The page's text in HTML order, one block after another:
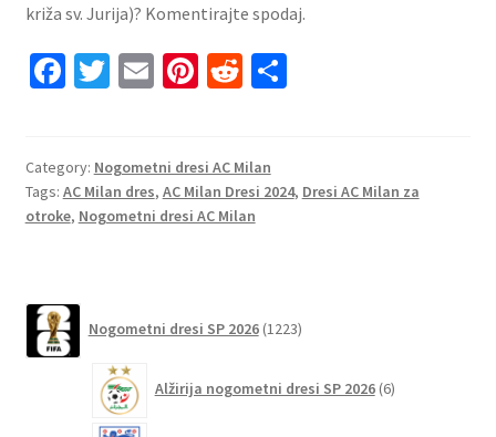
križa sv. Jurija)? Komentirajte spodaj.
Fa
o
o
T
er
E
l
Pi
es
t
R
di
t
S
e
Category: Nogometni dresi AC Milan
Tags: AC Milan dres, AC Milan Dresi 2024, Dresi AC Milan za
otroke, Nogometni dresi AC Milan
Nogometni dresi SP 2026 1223izdelkov
Alžirija nogometni dresi SP 2026 6izdelkov